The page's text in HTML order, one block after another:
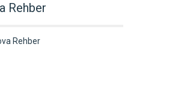
Rehber
Rehber